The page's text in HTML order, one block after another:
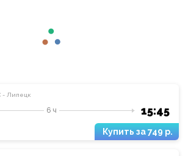
- Липецк
15:45
6 ч
749 р.